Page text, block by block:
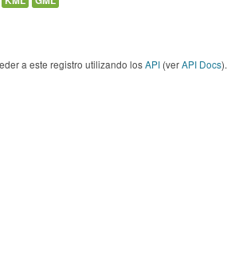
a este registro utilizando losAPI (verAPI Docs).